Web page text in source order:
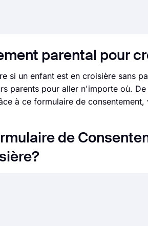
parental pour
si un enfant est en croisière sans
parents pour aller n'importe où.
à ce formulaire de consentement,
de
d'une seconde partie